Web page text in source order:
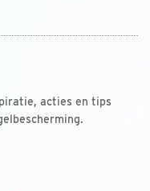
acties en tips